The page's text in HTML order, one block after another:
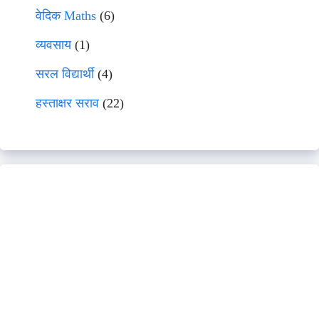
वेदिक Maths (6)
व्यवसाय(1)
सरल विद्यार्थी(4)
हस्ताक्षर सराव (22)